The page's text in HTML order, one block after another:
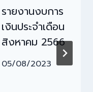
รายงานงบการ
เงินประจำเดือน
สิงหาคม 2566
05/08/2023